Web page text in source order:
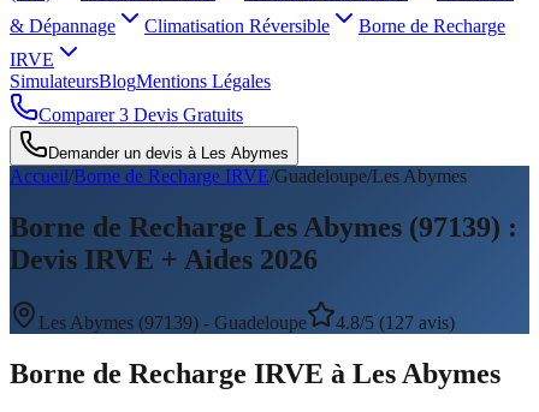
& Dépannage
Climatisation Réversible
Borne de Recharge
IRVE
SimulateursBlogMentions Légales
Comparer 3 Devis Gratuits
Demander un devis à Les Abymes
Accueil/Borne de Recharge IRVE/Guadeloupe/Les Abymes
Borne de Recharge Les Abymes (97139) :
Devis IRVE + Aides 2026
Les Abymes (97139) - Guadeloupe 4.8/5 (127 avis)
Borne de Recharge IRVE à Les Abymes